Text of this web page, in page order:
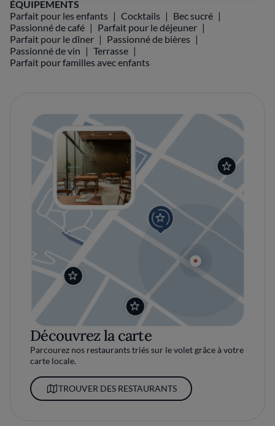
ÉQUIPEMENTS
Parfait pour les enfants
Cocktails
Bec sucré
Passionné de café
Parfait pour le déjeuner
Parfait pour le dîner
Passionné de bières
Passionné de vin
Terrasse
Parfait pour familles avec enfants
Découvrez la carte
Parcourez nos restaurants triés sur le volet grâce à votre
carte locale.
TROUVER DES RESTAURANTS